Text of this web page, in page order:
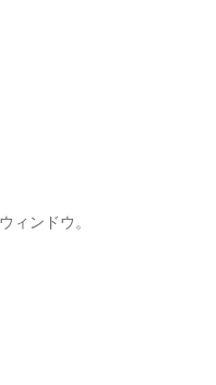
ィンドウ。